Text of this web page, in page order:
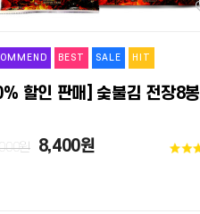
BEST SALE HIT
할인 판매] 숯불김 전장8봉
원 8,400원